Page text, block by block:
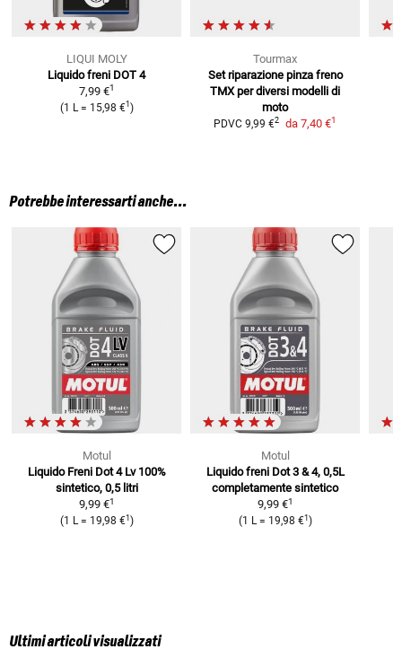
LIQUI MOLY
Liquido freni DOT 4
7,99 €1
(1 L = 15,98 €1 )
Tourmax
Set riparazione pinza freno
TMX per diversi modelli di
moto
PDVC 9,99 €2 da 7,40 €1
Potrebbe interessarti anche...
Motul
Liquido Freni Dot 4 Lv 100%
sintetico, 0,5 litri
9,99 €1
(1 L= 19,98 €1 )
Motul
Liquido freni Dot 3 & 4, 0,5L
completamente sintetico
9,99 €1
(1 L= 19,98 €1 )
Ultimi articoli visualizzati